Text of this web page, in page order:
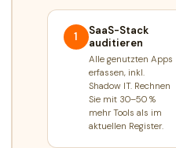
1
SaaS-Stack
auditieren
Alle genutzten Apps
erfassen, inkl.
Shadow IT. Rechnen
Sie mit 30–50 %
mehr Tools als im
aktuellen Register.